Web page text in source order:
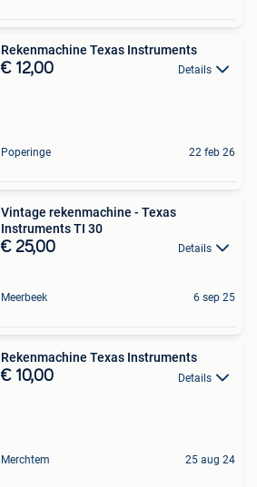
Rekenmachine Texas Instruments
€ 12,00 Details
Poperinge 22 feb 26
Vintage rekenmachine - Texas
Instruments TI 30
€ 25,00 Details
Meerbeek 6 sep 25
Rekenmachine Texas Instruments
€ 10,00 Details
Merchtem 25 aug 24